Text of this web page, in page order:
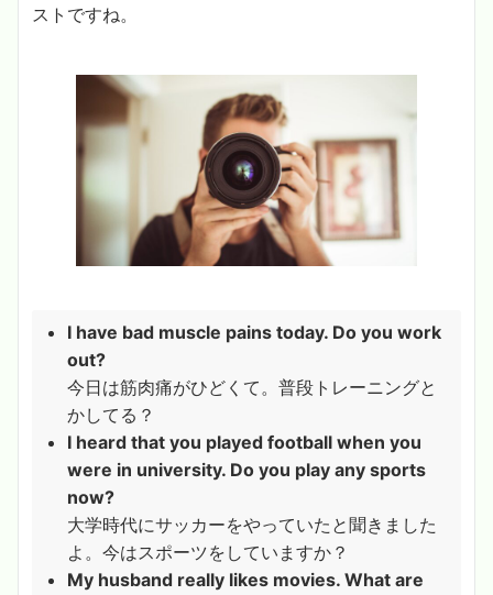
ストですね。
I have bad muscle pains today. Do you work
out?
今日は筋肉痛がひどくて。普段トレーニングと
かしてる？
I heard that you played football when you
were in university. Do you play any sports
now?
大学時代にサッカーをやっていたと聞きました
よ。今はスポーツをしていますか？
My husband really likes movies. What are